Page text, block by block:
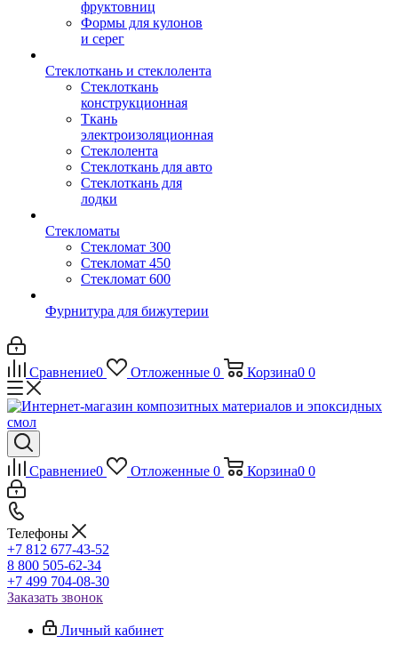
фруктовниц
Формы для кулонов
и серег
Стеклоткань и стеклолента
Стеклоткань
конструкционная
Ткань
электроизоляционная
Стеклолента
Стеклоткань для авто
Стеклоткань для
лодки
Стекломаты
Стекломат 300
Стекломат 450
Стекломат 600
Фурнитура для бижутерии
Сравнение0 Отложенные 0 Корзина0 0
Сравнение0 Отложенные 0 Корзина0 0
Телефоны
+7 812 677-43-52
8 800 505-62-34
+7 499 704-08-30
Заказать звонок
Личный кабинет